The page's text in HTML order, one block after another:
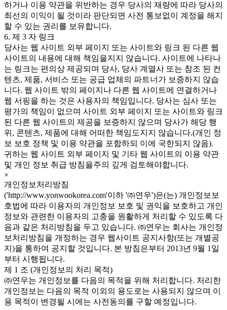
하거나 이용 약관을 위반하는 경우 당사의 재량에 따라 당사의
최선의 이익이 될 것이라 판단되면 사전 통보없이 계정을 해지
할 수 있는 권리를 보유합니다.
6. 제 3 자 링크
당사는 웹 사이트 외부 페이지 또는 사이트와 링크 된 다른 웹
사이트의 내용에 대해 책임을지지 않습니다. 사이트에 나타나
는 링크는 편의상 제공되며 당사, 당사 계열사 또는 참조 된 컨
텐츠, 제품, 서비스 또는 공급 업체의 파트너가 보증하지 않습
니다. 웹 사이트 밖의 페이지나 다른 웹 사이트에 연결하거나
웹 서핑을 하는 것은 사용자의 책임입니다. 당사는 심사 또는
평가의 책임이 없으며 사이트 외부 페이지 또는 사이트와 링크
된 다른 웹 사이트의 제공을 보증하지 않으며 당사가 해당 행
위, 콘텐츠, 제품에 대해 어떠한 책임도지지 않습니다.(개인 정
보 보호 정책 및 이용 약관을 포함하되 이에 국한되지 않음).
귀하는 웹 사이트 외부 페이지 및 기타 웹 사이트의 이용 약관
및 개인 정보 취급 방침을주의 깊게 검토해야합니다.
×
개인정보처리방침
('http://www.yonwookorea.com'이하 '㈜연우')은(는) 개인정보보
호법에 따라 이용자의 개인정보 보호 및 권익을 보호하고 개인
정보와 관련한 이용자의 고충을 원활하게 처리할 수 있도록 다
음과 같은 처리방침을 두고 있습니다. ㈜연우는 회사는 개인정
보처리방침을 개정하는 경우 웹사이트 공지사항(또는 개별공
지)을 통하여 공지할 것입니다. 본 방침은부터 2013년 9월 1일
부터 시행됩니다.
제 1 조 (개인정보의 처리 목적)
㈜연우는 개인정보를 다음의 목적을 위해 처리합니다. 처리한
개인정보는 다음의 목적 이외의 용도로는 사용되지 않으며 이
용 목적이 변경될 시에는 사전동의를 구할 예정입니다.